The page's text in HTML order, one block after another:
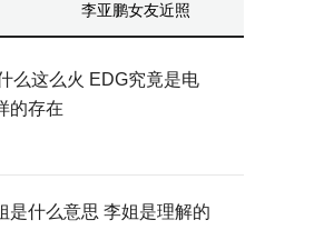
李亚鹏女友近照
么这么火 EDG究竟是电
的存在
是什么意思 李姐是理解的